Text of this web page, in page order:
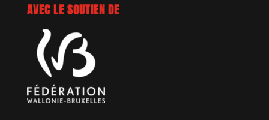
AVEC LE SOUTIEN DE